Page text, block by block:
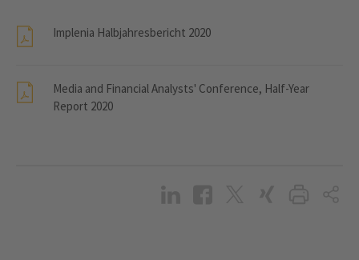
Implenia Halbjahresbericht 2020
Media and Financial Analysts' Conference, Half-Year
Report 2020